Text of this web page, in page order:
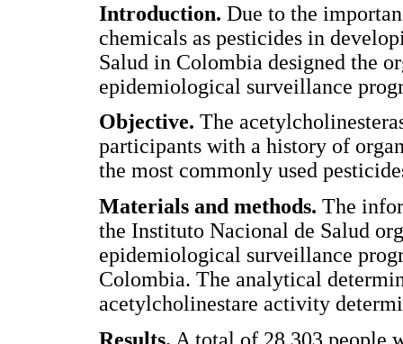
Introduction. Due to the
chemicals as pesticides in
Salud in Colombia designed the
epidemiological surveillance
Objective. The
participants with a history of
the most commonly used
Materials and methods. The
the Instituto Nacional de Salud
epidemiological surveillance
Colombia. The analytical
acetylcholinestare activity
Results. A total of 28,303 people